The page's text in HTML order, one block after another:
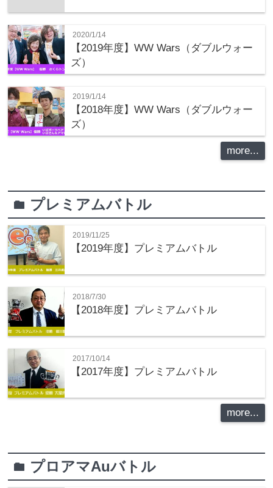
2020/1/14
【2019年度】WW Wars（ダブルウォー
ズ）
2019/1/14
【2018年度】WW Wars（ダブルウォー
ズ）
more...
folder プレミアムバトル
2019/11/25
【2019年度】プレミアムバトル
2018/7/30
【2018年度】プレミアムバトル
2017/10/14
【2017年度】プレミアムバトル
more...
folder プロアマAuバトル